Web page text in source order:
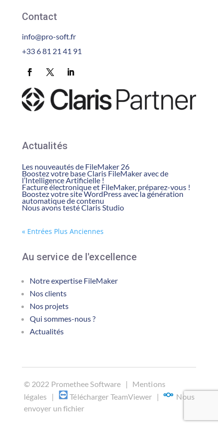
Contact
info@pro-soft.fr
+33 6 81 21 41 91
Actualités
Les nouveautés de FileMaker 26
Boostez votre base Claris FileMaker avec de
l’Intelligence Artificielle !
Facture électronique et FileMaker, préparez-vous !
Boostez votre site WordPress avec la génération
automatique de contenu
Nous avons testé Claris Studio
« Entrées Plus Anciennes
Au service de l'excellence
Notre expertise FileMaker
Nos clients
Nos projets
Qui sommes-nous ?
Actualités
© 2022 Promethee Software | Mentions
légales | Télécharger TeamViewer |
Nous
envoyer un fichier